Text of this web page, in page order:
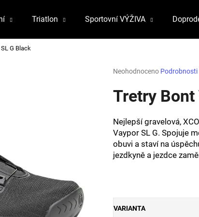
Triatlon Sportovní VÝŽIVA
G Black
Průměrné
produktu
5
hvězdiček.
Neohodnoceno
Tretry Bont
Nejlepší gravelová,
Vaypor SL G. Spojuje
obuvi a staví na
jezdkyně a jezdce
VARIANTA
Co potřebujete najít?
HLEDAT